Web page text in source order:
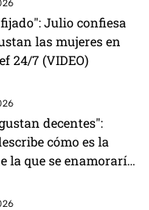
Julio confiesa
las mujeres en
24/7 (VIDEO)
decentes":
cómo es la
la que se enamoraría